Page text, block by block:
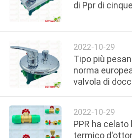
CONTATTACI
NOTIZIE
CASI
MAPPA
DEL
di Ppr di
2022-10-29
Tipo più
norma
valvola di
2022-10-29
PPR ha
termico